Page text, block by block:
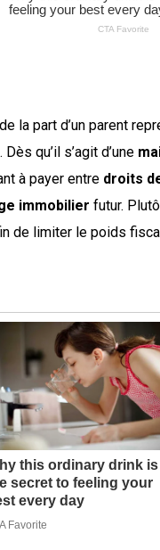
de la part d’un parent
. Dès qu’il s’agit d’une
à payer entre droits
immobilier futur.
de limiter le poids